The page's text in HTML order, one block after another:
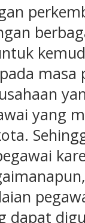
masa
yang
dapat